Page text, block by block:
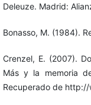
Deleuze. Madrid:
Bonasso, M. (1984).
Crenzel, E. (2007).
Más y la memoria
Recuperado de